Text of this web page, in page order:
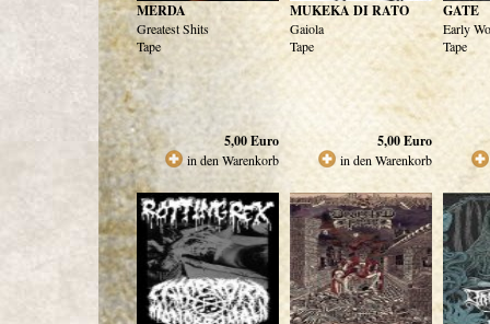
MERDA
Greatest Shits
Tape
5,00Euro
in den Warenkorb
MUKEKA DI RATO
Gaiola
Tape
5,00Euro
in den Warenkorb
GATE
Early
Tape